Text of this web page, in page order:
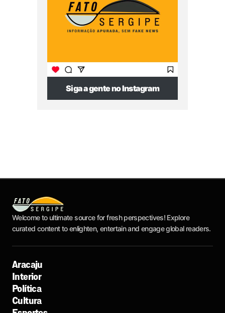
Siga a gente no Instagram
Welcome to ultimate source for fresh perspectives! Explore
curated content to enlighten, entertain and engage global readers.
Aracaju
Interior
Política
Cultura